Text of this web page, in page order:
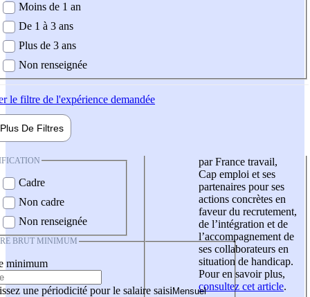
demandée
Moins de 1 an
De 1 à 3 ans
Plus de 3 ans
Non renseignée
le filtre de l'expérience demandée
Plus De Filtres
Cadre
Non cadre
Non renseignée
BRUT MINIMUM
minimum
une périodicité pour le salaire saisi
par France travail,
Cap emploi et ses
partenaires pour ses
actions concrètes en
faveur du recrutement,
de l’intégration et de
l’accompagnement de
ses collaborateurs en
situation de handicap.
Pour en savoir plus,
consultez cet article.